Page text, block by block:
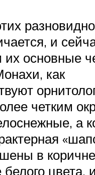
и
их основные
как
четким
а
в
белого цвета,